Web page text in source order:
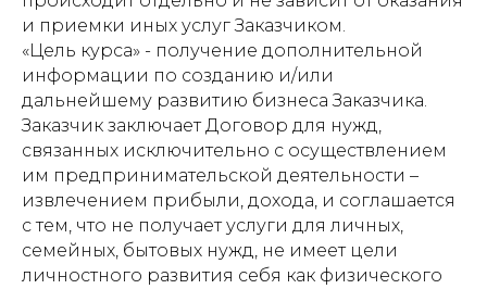
и приемки иных услуг Заказчиком.
«Цель курса» - получение дополнительной
информации по созданию и/или
дальнейшему развитию бизнеса Заказчика.
Заказчик заключает Договор для нужд,
связанных исключительно с осуществлением
им предпринимательской деятельности –
извлечением прибыли, дохода, и соглашается
с тем, что не получает услуги для личных,
семейных, бытовых нужд, не имеет цели
личностного развития себя как физического